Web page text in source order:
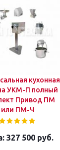
кухонная
УКМ-П полный
Привод ПМ
или ПМ-Ч
327 500 руб.